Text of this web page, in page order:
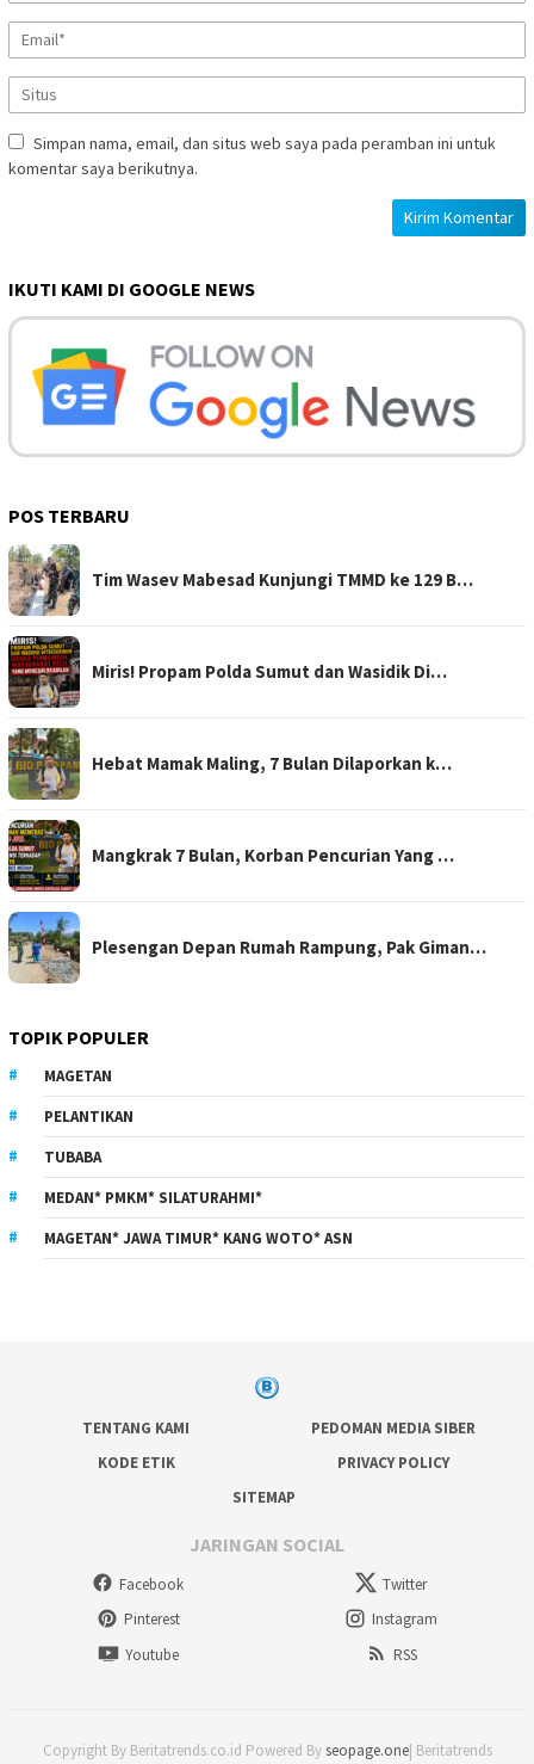
Simpan nama, email, dan situs web saya pada peramban ini untuk
komentar saya berikutnya.
IKUTI KAMI DI GOOGLE NEWS
POS TERBARU
Tim Wasev Mabesad Kunjungi TMMD ke 129 B…
Miris! Propam Polda Sumut dan Wasidik Di…
Hebat Mamak Maling, 7 Bulan Dilaporkan k…
Mangkrak 7 Bulan, Korban Pencurian Yang …
Plesengan Depan Rumah Rampung, Pak Giman…
TOPIK POPULER
MAGETAN
PELANTIKAN
TUBABA
MEDAN* PMKM* SILATURAHMI*
MAGETAN* JAWA TIMUR* KANG WOTO* ASN
TENTANG KAMI
PEDOMAN MEDIA SIBER
KODE ETIK
PRIVACY POLICY
SITEMAP
JARINGAN SOCIAL
Facebook
Twitter
Pinterest
Instagram
Youtube
RSS
Copyright By Beritatrends.co.id Powered Byseopage.one| Beritatrends